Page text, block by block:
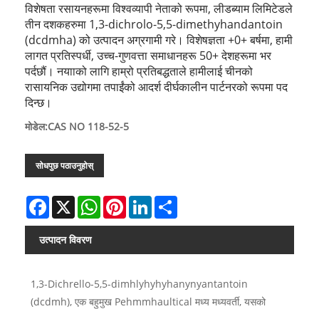
विशेषता रसायनहरूमा विश्वव्यापी नेताको रूपमा, लीडब्याम लिमिटेडले
तीन दशकहरुमा 1,3-dichrolo-5,5-dimethyhandantoin
(dcdmha) को उत्पादन अग्रगामी गरे। विशेषज्ञता +0+ बर्षमा, हामी
लागत प्रतिस्पर्धी, उच्च-गुणवत्ता समाधानहरू 50+ देशहरूमा भर
पर्दछौं। नयााको लागि हाम्रो प्रतिबद्धताले हामीलाई चीनको
रासायनिक उद्योगमा तपाईंको आदर्श दीर्घकालीन पार्टनरको रूपमा पद
दिन्छ।
मोडेल:CAS NO 118-52-5
सोधपुछ पठाउनुहोस्
Facebook
X WhatsAppPinterestLinkedIn
उत्पादन विवरण
1,3-Dichrello-5,5-dimhlyhyhyhanynyantantoin
(dcdmh), एक बहुमुख Pehmmhaultical मध्य मध्यवर्ती, यसको